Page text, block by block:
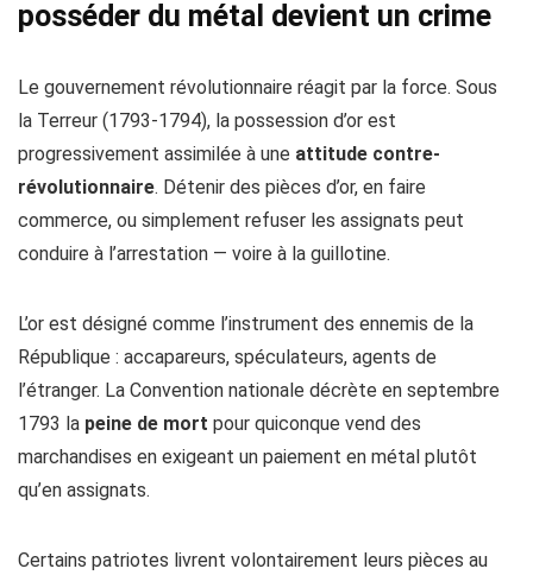
posséder du métal devient un crime
Le gouvernement révolutionnaire réagit par la force. Sous
la Terreur (1793-1794), la possession d’or est
progressivement assimilée à une attitude contre-
révolutionnaire. Détenir des pièces d’or, en faire
commerce, ou simplement refuser les assignats peut
conduire à l’arrestation — voire à la guillotine.
L’or est désigné comme l’instrument des ennemis de la
République : accapareurs, spéculateurs, agents de
l’étranger. La Convention nationale décrète en septembre
1793 la peine de mort pour quiconque vend des
marchandises en exigeant un paiement en métal plutôt
qu’en assignats.
Certains patriotes livrent volontairement leurs pièces au